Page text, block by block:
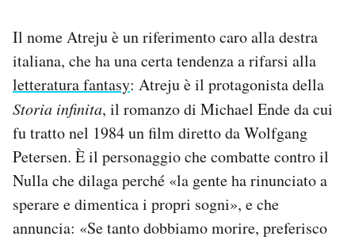
Il nome Atreju è un riferimento caro alla destra
italiana, che ha una certa tendenza a rifarsi alla
letteratura fantasy: Atreju è il protagonista della
Storia infinita, il romanzo di Michael Ende da cui
fu tratto nel 1984 un film diretto da Wolfgang
Petersen. È il personaggio che combatte contro il
Nulla che dilaga perché «la gente ha rinunciato a
sperare e dimentica i propri sogni», e che
annuncia: «Se tanto dobbiamo morire, preferisco